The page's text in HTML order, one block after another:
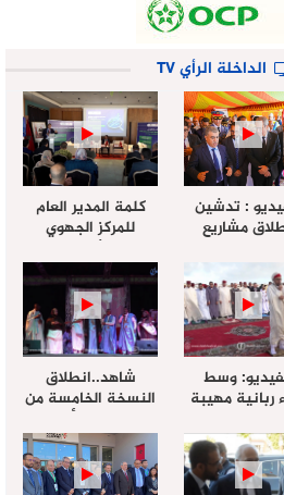
الداخلة الرأي TV
: تدشين
مشاريع
العرش
كلمة المدير العام
للمركز الجهوي
للإستثمار خلال
أشغال لإجتماع
التقييمي للجنة
الجهوية الموحد
لإستثمار بجهة
الداخلة…
وسط
ربانية مهيبة
خليل ” يؤدي
عيد الفطر مع
المصلين
شاهد..انطلاق
النسخة الخامسة من
مهرجان “الأمداح
النبوية” المنظم من
طرف مجلس جهة
الداخلة وادي الذهب